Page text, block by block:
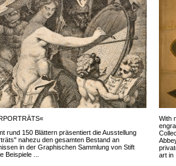
rund 150 Blättern präsentiert die Ausstellung
nahezu den gesamten Bestand an
in der Graphischen Sammlung von Stift
Beispiele ...
With
art in